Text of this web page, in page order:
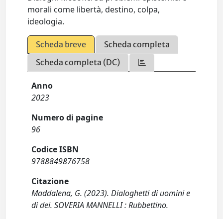
morali come libertà, destino, colpa,
ideologia.
Scheda breve
Scheda completa
Scheda completa (DC)
Anno
2023
Numero di pagine
96
Codice ISBN
9788849876758
Citazione
Maddalena, G. (2023). Dialoghetti di uomini e
di dei. SOVERIA MANNELLI : Rubbettino.